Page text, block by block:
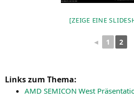
[ZEI­GE EINE
◄ 1 2
Links zum Thema:
AMD SEMICON West